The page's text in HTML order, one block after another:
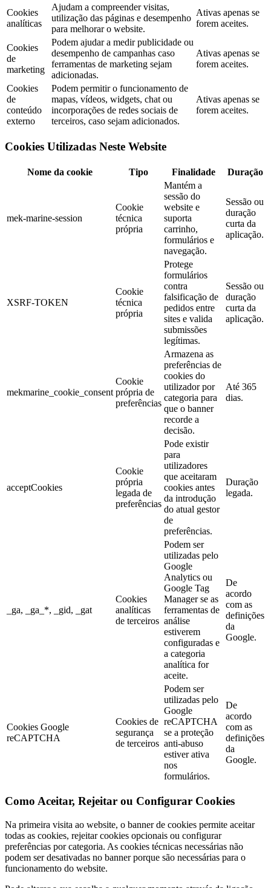
Cookies
analíticas
Ajudam a compreender visitas,
utilização das páginas e desempenho
para melhorar o website.
Ativas apenas se
forem aceites.
Cookies
de
marketing
Podem ajudar a medir publicidade ou
desempenho de campanhas caso
ferramentas de marketing sejam
adicionadas.
Ativas apenas se
forem aceites.
Cookies
de
conteúdo
externo
Podem permitir o funcionamento de
mapas, vídeos, widgets, chat ou
incorporações de redes sociais de
terceiros, caso sejam adicionados.
Ativas apenas se
forem aceites.
Cookies Utilizadas Neste Website
Nome da cookie Tipo Finalidade Duração
mek-marine-session
Cookie
técnica
própria
Mantém a
sessão do
website e
suporta
carrinho,
formulários e
navegação.
Sessão ou
duração
curta da
aplicação.
XSRF-TOKEN
Cookie
técnica
própria
Protege
formulários
contra
falsificação de
pedidos entre
sites e valida
submissões
legítimas.
Sessão ou
duração
curta da
aplicação.
mekmarine_cookie_consent
Cookie
própria de
preferências
Armazena as
preferências de
cookies do
utilizador por
categoria para
que o banner
recorde a
decisão.
Até 365
dias.
acceptCookies
Cookie
própria
legada de
preferências
Pode existir
para
utilizadores
que aceitaram
cookies antes
da introdução
do atual gestor
de
preferências.
Duração
legada.
_ga, _ga_*, _gid, _gat
Cookies
analíticas
de terceiros
Podem ser
utilizadas pelo
Google
Analytics ou
Google Tag
Manager se as
ferramentas de
análise
estiverem
configuradas e
a categoria
analítica for
aceite.
De
acordo
com as
definições
da
Google.
Cookies Google
reCAPTCHA
Cookies de
segurança
de terceiros
Podem ser
utilizadas pelo
Google
reCAPTCHA
se a proteção
anti-abuso
estiver ativa
nos
formulários.
De
acordo
com as
definições
da
Google.
Como Aceitar, Rejeitar ou Configurar Cookies
Na primeira visita ao website, o banner de cookies permite aceitar
todas as cookies, rejeitar cookies opcionais ou configurar
preferências por categoria. As cookies técnicas necessárias não
podem ser desativadas no banner porque são necessárias para o
funcionamento do website.